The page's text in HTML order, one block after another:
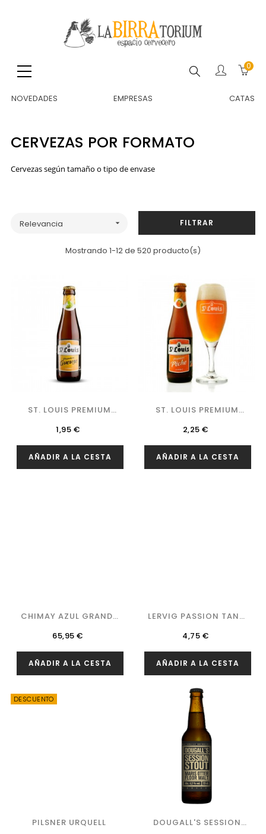
Buscar 0
NOVEDADES EMPRESAS CATAS
CERVEZAS POR FORMATO
Cervezas según tamaño o tipo de envase
Relevancia  FILTRAR
Mostrando 1-12 de 520 producto(s)
ST. LOUIS PREMIUM
GUEUZE
Precio
1,95 €
AÑADIR A LA CESTA
ST. LOUIS PREMIUM
PECHE
Precio
2,25 €
AÑADIR A LA CESTA
CHIMAY AZUL GRANDE
RESERVE-...
Precio
65,95 €
AÑADIR A LA CESTA
LERVIG PASSION TANG
(LATA)
Precio
4,75 €
AÑADIR A LA CESTA
DESCUENTO
PILSNER URQUELL
DOUGALL'S SESSION